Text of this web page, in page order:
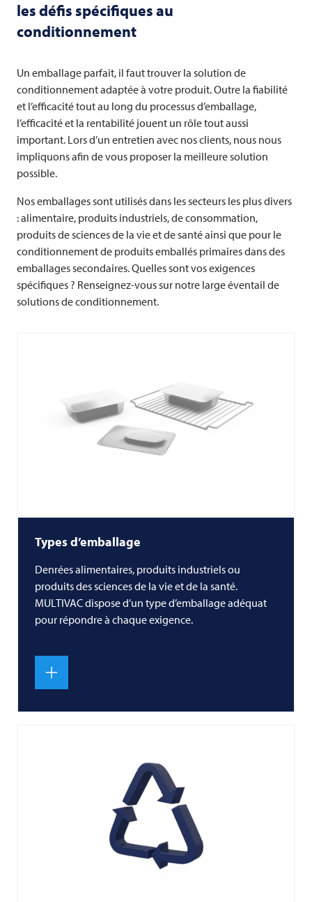
les défis spécifiques au
conditionnement
Un emballage parfait, il faut trouver la solution de
conditionnement adaptée à votre produit. Outre la fiabilité
et l’efficacité tout au long du processus d’emballage,
l’efficacité et la rentabilité jouent un rôle tout aussi
important. Lors d’un entretien avec nos clients, nous nous
impliquons afin de vous proposer la meilleure solution
possible.
Nos emballages sont utilisés dans les secteurs les plus divers
: alimentaire, produits industriels, de consommation,
produits de sciences de la vie et de santé ainsi que pour le
conditionnement de produits emballés primaires dans des
emballages secondaires. Quelles sont vos exigences
spécifiques ? Renseignez-vous sur notre large éventail de
solutions de conditionnement.
Types d’emballage
Denrées alimentaires, produits industriels ou
produits des sciences de la vie et de la santé.
MULTIVACdispose d’un type d’emballage adéquat
pour répondre à chaque exigence.